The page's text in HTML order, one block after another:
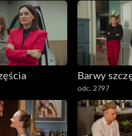
Barwy
odc. 2797